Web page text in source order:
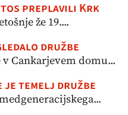
preplavili Krk
že 19....
družbe
v Cankarjevem domu...
je temelj družbe